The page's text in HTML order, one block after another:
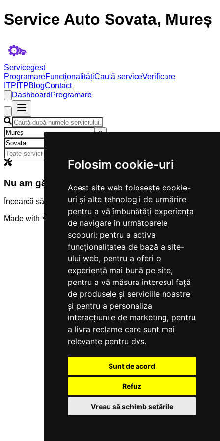
Folosim cookie-uri
Acest site web folosește cookie-
uri și alte tehnologii de urmărire
pentru a vă îmbunătăți experiența
de navigare în următoarele
scopuri: pentru a activa
funcționalitatea de bază a site-
ului web, pentru a oferi o
experiență mai bună pe site,
pentru a vă măsura interesul față
de produsele și serviciile noastre
și pentru a personaliza
interacțiunile de marketing, pentru
a livra reclame care sunt mai
relevante pentru dvs.
Sunt de acord
Refuz
Vreau să schimb setările
Service Auto Sovata, Mureș
Servicegest
ProgramareFuncționalitățiCaută serviceVerificare
ITP ITPBlogContact
Dashboard Programare
×
Nu am găsit servicii
Încearcă să modifici criteriile de căutare.
Made with 💜 by
Servicegest